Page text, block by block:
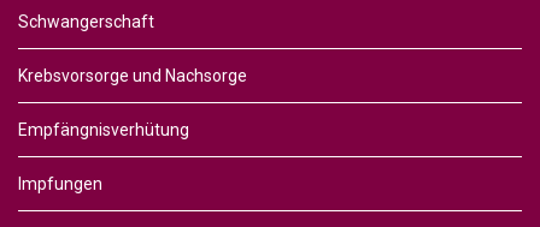
Schwangerschaft
Krebsvorsorge und Nachsorge
Empfängnisverhütung
Impfungen